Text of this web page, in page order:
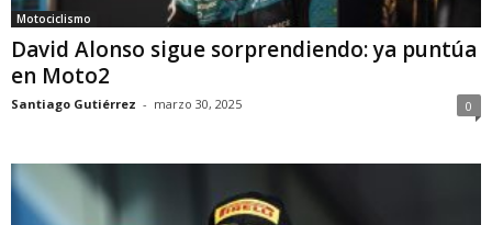
Motociclismo
David Alonso sigue sorprendiendo: ya puntúa
en Moto2
Santiago Gutiérrez - marzo 30, 2025 0